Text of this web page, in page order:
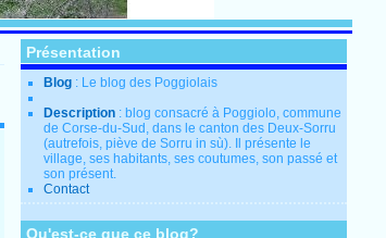
Présentation
Blog : Le blog des Poggiolais
Description : blog consacré à Poggiolo, commune
de Corse-du-Sud, dans le canton des Deux-Sorru
(autrefois, piève de Sorru in sù). Il présente le
village, ses habitants, ses coutumes, son passé et
son présent.
Contact
Qu'est-ce que ce blog?